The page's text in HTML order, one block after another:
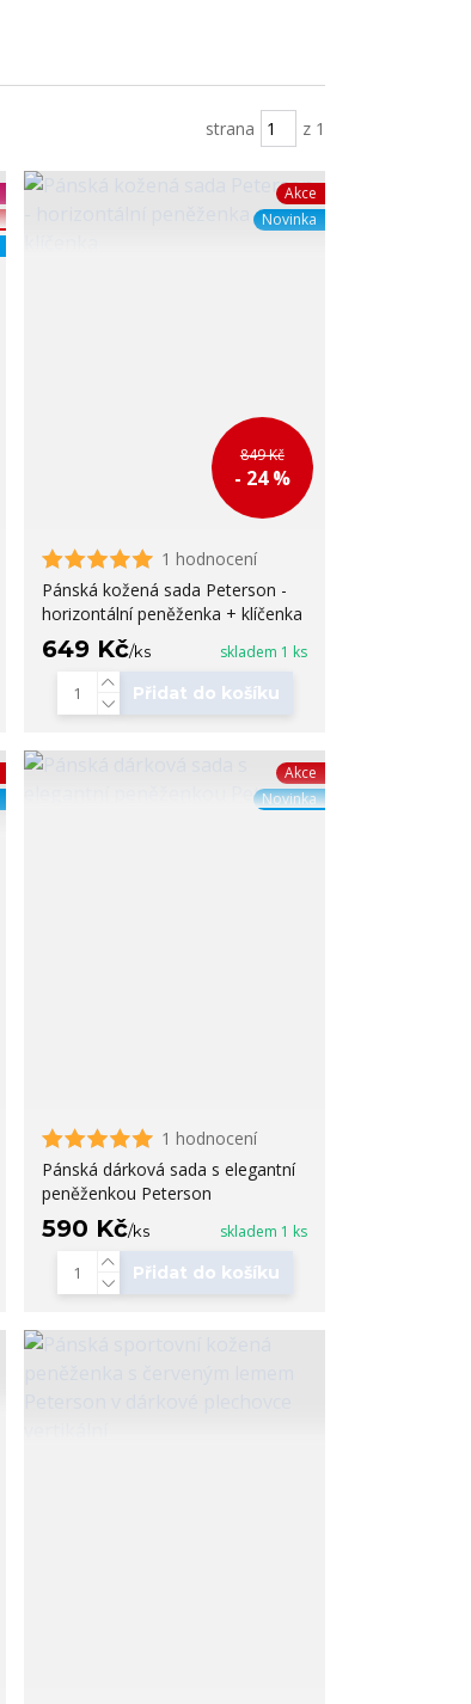
strana z 1
Akce
Novinka
849 Kč
- 24 %
1 hodnocení
Pánská kožená sada Peterson -
horizontální peněženka + klíčenka
649 Kč/ks skladem 1 ks
Přidat do košíku
Akce
Novinka
1 hodnocení
Pánská dárková sada s elegantní
peněženkou Peterson
590 Kč/ks skladem 1 ks
Přidat do košíku